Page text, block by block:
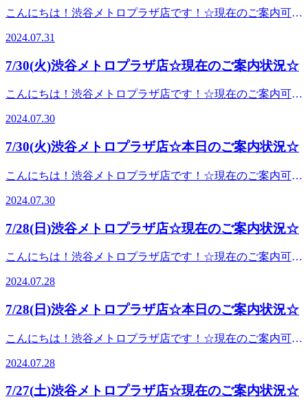
こんにちは！渋谷メトロプラザ店です！☆現在のご案内可能
タッフ一同心よりお待ちしております
今年もやりますっ！7月限定オプション！！☆★ 爽快ヘッド
当てします！頭は肩や首の筋肉とも繋がっているので、肩や
首のお疲れがある方にも大変オススメです♪♪どんどん暑くな
す。。-5℃の泡でヒンヤリと熱を冷ますのにもってこい！ ひ
んやり・パチパチと弾ける炭酸泡でスッキリ爽快！暑～い夏
を乗り越えましょう！！(^-
業時間】平日12:00～21:00土曜11:00～21:00日祝11:00～
ス】《JR東日本》 山手線、湘南新宿ライン、埼京線《東
銀座線、半蔵門線、副都心線【場所】 JR山手線/渋谷駅よ
2024.07.31
7/30(火)渋谷メトロプラザ店☆現在のご案内状況☆
こんにちは！渋谷メトロプラザ店です！☆現在のご案内可能
タッフ一同心よりお待ちしております
今年もやりますっ！7月限定オプション！！☆★ 爽快ヘッド
当てします！頭は肩や首の筋肉とも繋がっているので、肩や
首のお疲れがある方にも大変オススメです♪♪どんどん暑くな
ってきて直射日光で熱が頭にこもりやすくなってきま
す。。-5℃の泡でヒンヤリと熱を冷ますのにもってこい！ ひ
んやり・パチパチと弾ける炭酸泡でスッキリ爽快！暑～い夏
を乗り越えましょう！！(^-
業時間】平日12:00～21:00土曜11:00～21:00日祝11:00～
ス】《JR東日本》 山手線、湘南新宿ライン、埼京線《東
銀座線、半蔵門線、副都心線【場所】 JR山手線/渋谷駅よ
2024.07.30
7/30(火)渋谷メトロプラザ店☆本日のご案内状況☆
こんにちは！渋谷メトロプラザ店です！☆現在のご案内可能
タッフ一同心よりお待ちしております
今年もやりますっ！7月限定オプション！！☆★ 爽快ヘッド
当てします！頭は肩や首の筋肉とも繋がっているので、肩や
首のお疲れがある方にも大変オススメです♪♪どんどん暑くな
す。。-5℃の泡でヒンヤリと熱を冷ますのにもってこい！ ひ
んやり・パチパチと弾ける炭酸泡でスッキリ爽快！暑～い夏
を乗り越えましょう！！(^-
業時間】平日12:00～21:00土曜11:00～21:00日祝11:00～
ス】《JR東日本》 山手線、湘南新宿ライン、埼京線《東
2024.07.30
7/28(日)渋谷メトロプラザ店☆現在のご案内状況☆
こんにちは！渋谷メトロプラザ店です！☆現在のご案内可能
タッフ一同心よりお待ちしております
今年もやりますっ！7月限定オプション！！☆★ 爽快ヘッド
当てします！頭は肩や首の筋肉とも繋がっているので、肩や
首のお疲れがある方にも大変オススメです♪♪どんどん暑くな
ってきて直射日光で熱が頭にこもりやすくなってきま
す。。-5℃の泡でヒンヤリと熱を冷ますのにもってこい！ ひ
んやり・パチパチと弾ける炭酸泡でスッキリ爽快！暑～い夏
2024.07.28
7/28(日)渋谷メトロプラザ店☆本日のご案内状況☆
こんにちは！渋谷メトロプラザ店です！☆現在のご案内可能
タッフ一同心よりお待ちしております
今年もやりますっ！7月限定オプション！！☆★ 爽快ヘッド
2024.07.28
7/27(土)渋谷メトロプラザ店☆現在のご案内状況☆